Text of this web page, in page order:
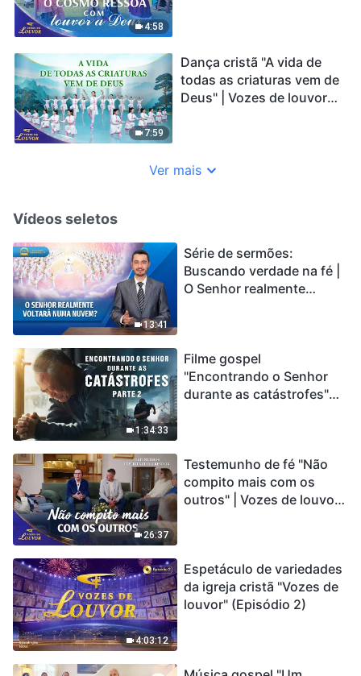
4:58
7:59
Dança cristã "A vida de
todas as criaturas vem de
Deus" | Vozes de louvor
Ver mais
Vídeos seletos
13:41
Série de sermões:
Buscando verdade na fé |
O Senhor realmente
1:34:33
Filme gospel
"Encontrando o Senhor
durante as catástrofes"
catástrofes ccontecem, a
humanidade está
entrando em contagem
26:37
Testemunho de fé "Não
compito mais com os
outros" | Vozes de louvor
4:03:12
Espetáculo de variedades
da igreja cristã "Vozes de
louvor" (Episódio 2)